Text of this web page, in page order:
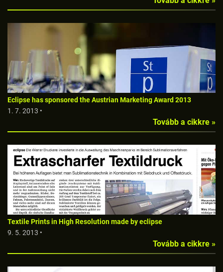
Eclipse has sponsored the Austrian Marketing Award 2013
1. 7. 2013 •
Tovább a cikkre »
Textile Prints in High Resolution made by eclipse
9. 5. 2013 •
Tovább a cikkre »